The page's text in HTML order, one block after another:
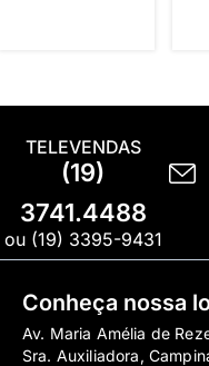
TELEVENDAS
(19)
3741.4488
ou (19) 3395-9431
Conheça nossa
Av. Maria Amélia de
Sra. Auxiliadora,